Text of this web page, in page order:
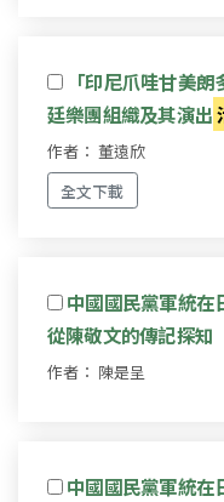
「印尼爪哇甘美
廷樂團組織及其演出
作者： 董遠欣
全文下載
中國國民黨軍統在
從陳敬文的傳記探知
作者： 陳是呈
中國國民黨軍統在